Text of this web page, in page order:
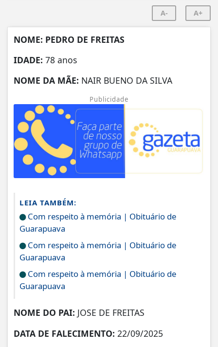
A- A+
NOME: PEDRO DE FREITAS
IDADE: 78 anos
NOME DA MÃE: NAIR BUENO DA SILVA
Publicidade
LEIA TAMBÉM:
Com respeito à memória | Obituário de
Guarapuava
Com respeito à memória | Obituário de
Guarapuava
Com respeito à memória | Obituário de
Guarapuava
NOME DO PAI: JOSE DE FREITAS
DATA DE FALECIMENTO: 22/09/2025